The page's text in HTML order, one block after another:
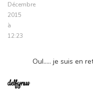
Décembre
2015
à
12:23
delfynus
OuI….. je suis en